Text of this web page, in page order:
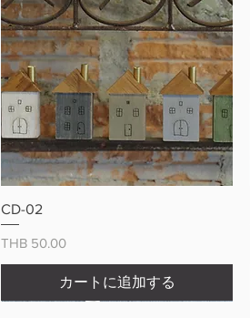
CD-02
価格
THB 50.00
カートに追加する